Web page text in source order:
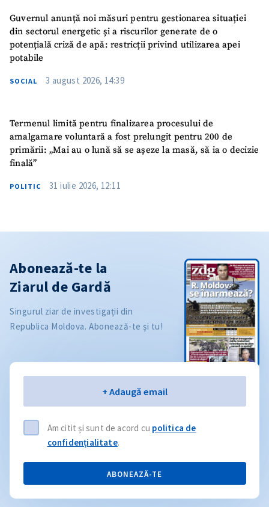
Guvernul anunță noi măsuri pentru gestionarea situației
din sectorul energetic și a riscurilor generate de o
potențială criză de apă: restricții privind utilizarea apei
potabile
SOCIAL 3 august 2026, 14:39
Termenul limită pentru finalizarea procesului de
amalgamare voluntară a fost prelungit pentru 200 de
primării: „Mai au o lună să se așeze la masă, să ia o decizie
finală”
POLITIC 31 iulie 2026, 12:11
Abonează-te la
Ziarul de Gardă
Singurul ziar de investigații din
Republica Moldova. Abonează-te și tu!
+ Adaugă email
Am citit și sunt de acord cu politica de
confidențialitate.
ABONEAZĂ-TE